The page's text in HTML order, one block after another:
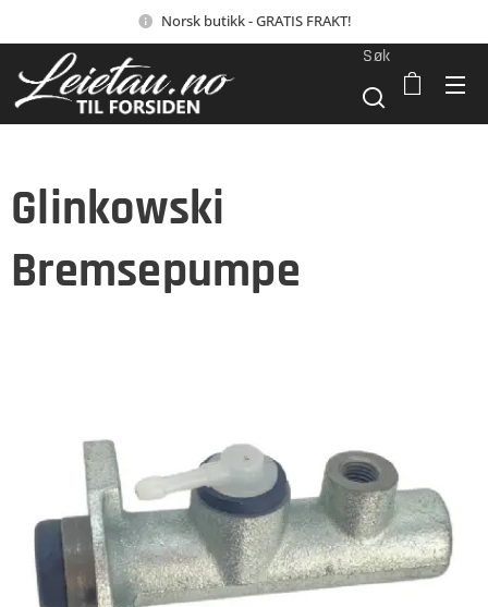
Norsk butikk - GRATIS FRAKT!
Søk
Glinkowski
Bremsepumpe